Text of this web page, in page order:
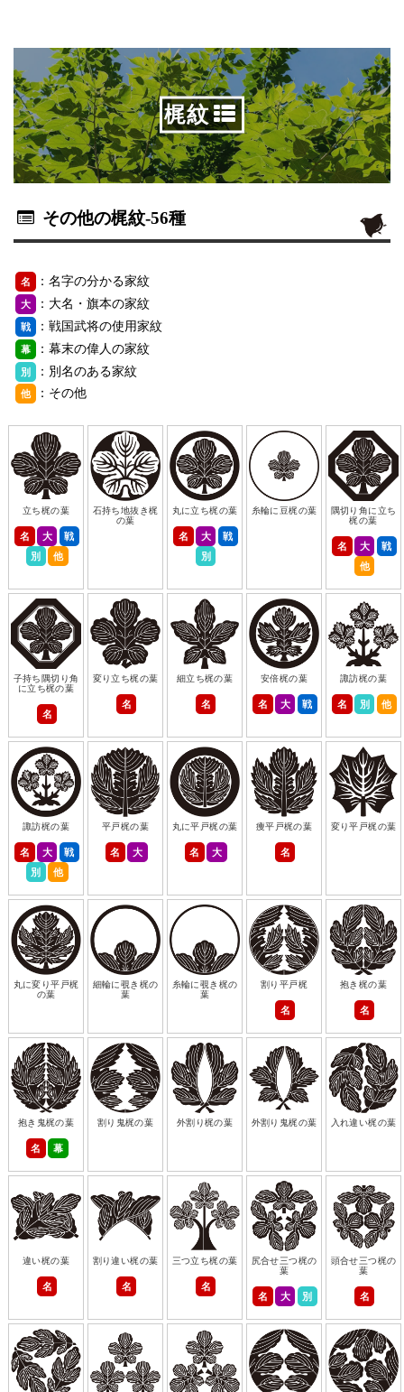
梶紋
その他の梶紋-56種
名 ：名字の分かる家紋
大 ：大名・旗本の家紋
戦 ：戦国武将の使用家紋
幕 ：幕末の偉人の家紋
別 ：別名のある家紋
他 ：その他
立ち梶の葉
名 大
戦
別
他
石持ち地抜き梶
の葉
丸に立ち梶の葉
名 大
戦
別
糸輪に豆梶の葉
隅切り角に立ち
梶の葉
名 大
戦
他
子持ち隅切り角
に立ち梶の葉
名
変り立ち梶の葉
名
細立ち梶の葉
名
安倍梶の葉
名 大 戦
諏訪梶の葉
名 別 他
諏訪梶の葉
名 大
戦
別
他
平戸梶の葉
名 大
丸に平戸梶の葉
名 大
痩平戸梶の葉
名
変り平戸梶の葉
丸に変り平戸梶
の葉
細輪に覗き梶の
葉
糸輪に覗き梶の
葉
割り平戸梶
名
抱き梶の葉
名
抱き鬼梶の葉
名 幕
割り鬼梶の葉 外割り梶の葉 外割り鬼梶の葉 入れ違い梶の葉
違い梶の葉
名
割り違い梶の葉
名
三つ立ち梶の葉
名
尻合せ三つ梶の
葉
名 大 別
頭合せ三つ梶の
葉
名